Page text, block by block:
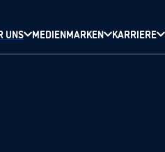
UNS MEDIENMARKEN KARRIERE